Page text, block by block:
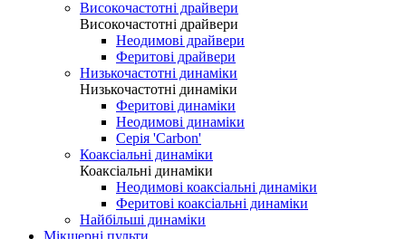
Високочастотні драйвери
Високочастотні драйвери
Неодимові драйвери
Феритові драйвери
Низькочастотні динаміки
Низькочастотні динаміки
Феритові динаміки
Неодимові динаміки
Серія 'Carbon'
Коаксіальні динаміки
Коаксіальні динаміки
Неодимові коаксіальні динаміки
Феритові коаксіальні динаміки
Найбільші динаміки